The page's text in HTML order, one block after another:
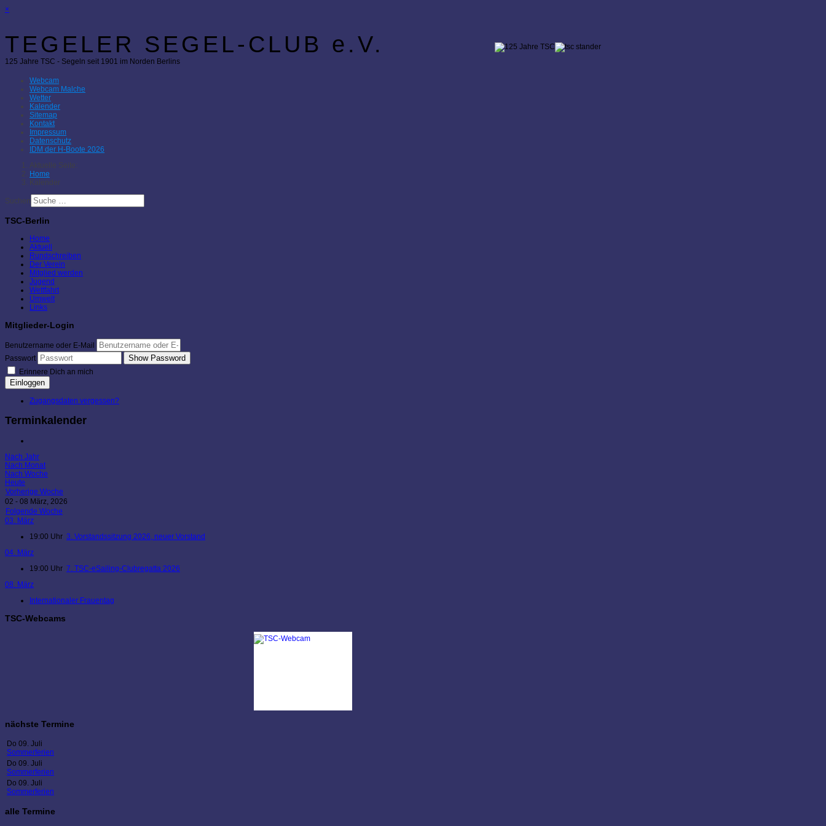
×
TEGELER SEGEL-CLUB e.V.
125 Jahre TSC - Segeln seit 1901 im Norden Berlins
Webcam
Webcam Malche
Wetter
Kalender
Sitemap
Kontakt
Impressum
Datenschutz
IDM der H-Boote 2026
Aktuelle Seite:
Home
Kalender
Suchen
TSC-Berlin
Home
Aktuell
Rundschreiben
Der Verein
Mitglied werden
Jugend
Wettfahrt
Umwelt
Links
Mitglieder-Login
Benutzername oder E-Mail
Passwort
Show Password
Erinnere Dich an mich
Einloggen
Zugangsdaten vergessen?
Terminkalender
Nach Jahr
Nach Monat
Nach Woche
Heute
Vorherige Woche
02 - 08 März, 2026
Folgende Woche
03. März
19:00 Uhr 3. Vorstandssitzung 2026, neuer Vorstand
04. März
19:00 Uhr 7. TSC-eSailing-Clubregatta 2026
08. März
Internationaler Frauentag
TSC-Webcams
nächste Termine
Do 09. Juli
Sommerferien
Do 09. Juli
Sommerferien
Do 09. Juli
Sommerferien
alle Termine